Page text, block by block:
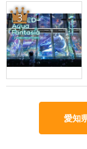
3
愛知